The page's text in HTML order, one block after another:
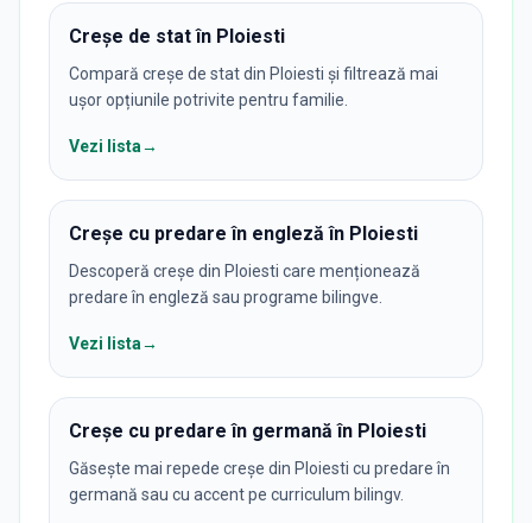
Creșe de stat în Ploiesti
Compară creșe de stat din Ploiesti și filtrează mai
ușor opțiunile potrivite pentru familie.
Vezi lista→
Creșe cu predare în engleză în Ploiesti
Descoperă creșe din Ploiesti care menționează
predare în engleză sau programe bilingve.
Vezi lista→
Creșe cu predare în germană în Ploiesti
Găsește mai repede creșe din Ploiesti cu predare în
germană sau cu accent pe curriculum bilingv.